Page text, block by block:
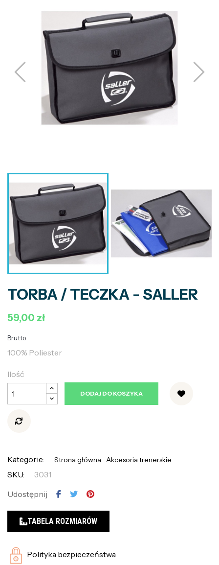
TORBA / TECZKA - SALLER
59,00 zł
Brutto
100% Poliester
Ilość
DODAJ DO KOSZYKA
Kategorie: Strona główna Akcesoria trenerskie
SKU:
3031
Udostępnij
TABELA ROZMIARÓW
Polityka bezpieczeństwa